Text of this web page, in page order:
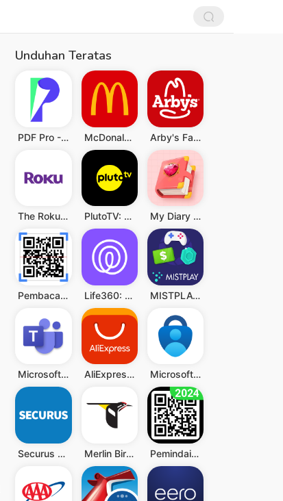
Unduhan Teratas
PDF Pro - Reader & Maker McDonald's Arby's Fast Food Sandwiches
The Roku App (Official) PlutoTV: Live TV & Free Movies My Diary - Diary With Lock
Pembaca QR & Kode Batang Life360: Berbagi Lokasi MISTPLAY: Play to Earn Money
Microsoft Teams AliExpress - Shopping App Microsoft Authenticator
Securus Mobile Merlin Bird ID by Cornell Lab Pemindai QR - Barcode Scanner